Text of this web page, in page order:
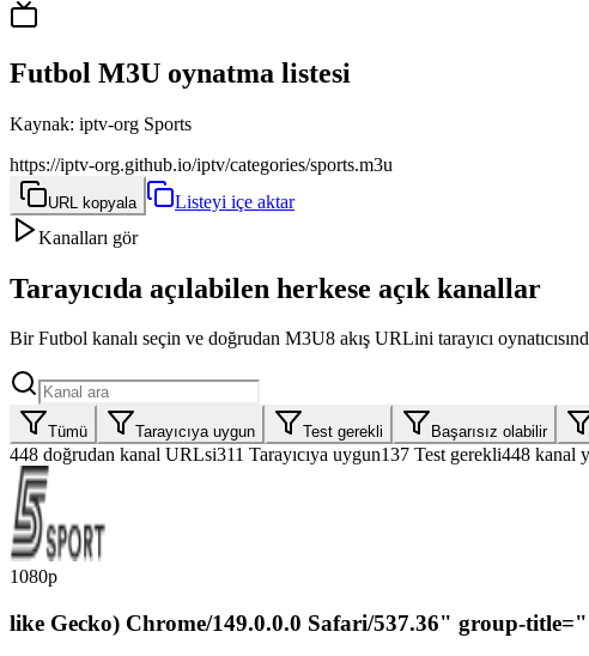
Futbol M3U oynatma listesi
Kaynak: iptv-org Sports
https://iptv-org.github.io/iptv/categories/sports.m3u
URL kopyala
Listeyi içe aktar
Kanalları gör
Tarayıcıda açılabilen herkese açık kanallar
Bir Futbol kanalı seçin ve doğrudan M3U8 akış URLini tarayıcı
Tümü Tarayıcıya uygun Test gerekli Başarısız olabilir
448 doğrudan kanal URLsi311 Tarayıcıya uygun137 Test gerekli448 kanal
1080p
like Gecko) Chrome/149.0.0.0 Safari/537.36" group-